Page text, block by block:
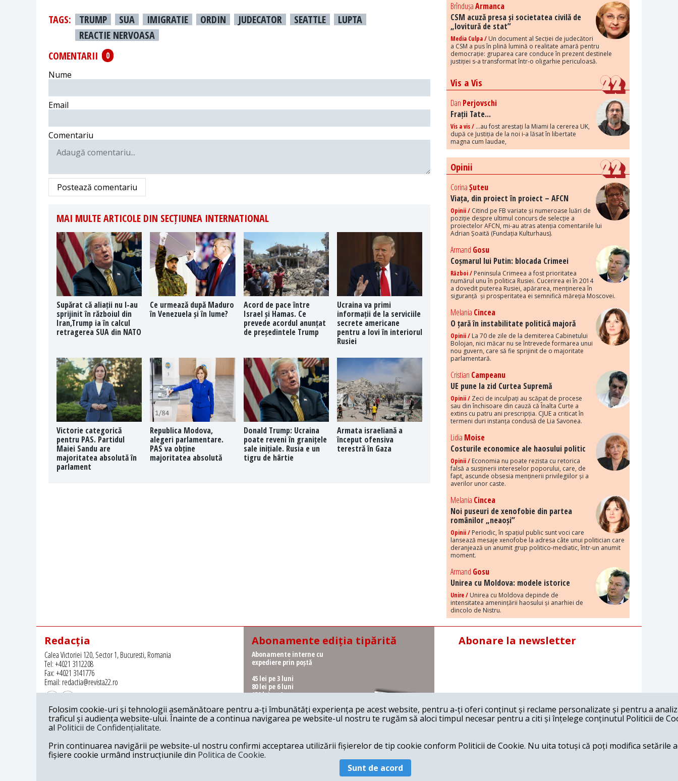
TAGS: TRUMP SUA IMIGRATIE ORDIN JUDECATOR SEATTLE
LUPTA
REACTIE NERVOASA
COMENTARII
0
Nume
Email
Comentariu
Postează comentariu
MAI MULTE ARTICOLE DIN SECȚIUNEA INTERNATIONAL
Supărat că aliații nu l-au
sprijinit în războiul din
Iran,Trump ia în calcul
retragerea SUA din NATO
Ce urmează după Maduro
în Venezuela și în lume?
Acord de pace între
Israel și Hamas. Ce
prevede acordul anunțat
de președintele Trump
Ucraina va primi
informații de la serviciile
secrete americane
pentru a lovi în interiorul
Rusiei
Victorie categorică
pentru PAS. Partidul
Maiei Sandu are
majoritatea absolută în
parlament
Republica Modova,
alegeri parlamentare.
PAS va obține
majoritatea absolută
Donald Trump: Ucraina
poate reveni în granițele
sale inițiale. Rusia e un
tigru de hârtie
Armata israeliană a
început ofensiva
terestră în Gaza
BrîndușaArmanca
CSM acuză presa și societatea civilă de
„lovitură de stat”
Media Culpa / Un document al Secției de judecători
a CSM a pus în plină lumină o realitate amară pentru
democrație: gruparea care conduce în prezent destinele
justiției s-a transformat într-o oligarhie periculoasă.
Vis a Vis
Dan Perjovschi
Frații Tate...
Vis a vis / ...au fost arestați la Miami la cererea UK,
după ce Justiția de la noi i-a lăsat în libertate
magna cum laudae,
Opinii
CorinaȘuteu
Viața, din proiect în proiect – AFCN
Opinii / Citind pe FB variate și numeroase luări de
poziție despre ultimul concurs de selecție a
proiectelor AFCN, mi-au atras atenția comentariile lui
Adrian Șoaită (Fundația Kulturhaus).
Armand Gosu
Coșmarul lui Putin: blocada Crimeei
Război / Peninsula Crimeea a fost prioritatea
numărul unu în politica Rusiei. Cucerirea ei în 2014
a dovedit puterea Rusiei, apărarea, menținerea în
siguranță și prosperitatea ei semnifică măreția Moscovei.
Melania Cincea
O țară în instabilitate politică majoră
Opinii / La 70 de zile de la demiterea Cabinetului
Bolojan, nici măcar nu se întrevede formarea unui
nou guvern, care să fie sprijinit de o majoritate
parlamentară.
Cristian Campeanu
UE pune la zid Curtea Supremă
Opinii / Zeci de inculpați au scăpat de procese
sau din închisoare din cauză că Înalta Curte a
extins cu patru ani prescripția. CJUE a criticat în
termeni duri instanța condusă de Lia Savonea.
Lidia Moise
Costurile economice ale haosului politic
Opinii / Economia nu poate rezista cu retorica
falsă a susținerii intereselor poporului, care, de
fapt, ascunde obsesia menținerii privilegiilor și a
averilor unor caste.
Melania Cincea
Noi puseuri de xenofobie din partea
românilor „neaoși”
Opinii / Periodic, în spațiul public sunt voci care
lansează mesaje xenofobe la adresa câte unui politician care
deranjează un anumit grup politico-mediatic, într-un anumit
moment.
Armand Gosu
Unirea cu Moldova: modele istorice
Unire / Unirea cu Moldova depinde de
intensitatea amenințării haosului și anarhiei de
dincolo de Nistru.
Redacția
Calea Victoriei 120, Sector 1, Bucuresti, Romania
Tel: +4021 3112208
Fax: +4021 3141776
Email: redactia@revista22.ro
Revista 22 este editata de
Abonamente ediția tipărită
Abonamente interne cu
expediere prin poștă
45 lei pe 3 luni
80 lei pe 6 luni
150 lei pe 1 an
Abonamente interne cu
ridicare de la redacție
62 lei pe 6 luni
115 lei pe 1 an
Abonare la newsletter
© 2026 Revista 22
Folosim cookie-uri și tehnologii asemănătoare pentru a-ți îmbunătăți experiența pe acest website, pentru a-ți oferi conținut și reclame personalizate și pentru a
traficul și audiența website-ului. Înainte de a continua navigarea pe website-ul nostru te rugăm să aloci timpul necesar pentru a citi și înțelege conținutul Politicii de
al Politicii de Confidențialitate.
Prin continuarea navigării pe website-ul nostru confirmi acceptarea utilizării fișierelor de tip cookie conform Politicii de Cookie. Nu uita totuși că poți modifica setările
fișiere cookie urmând instrucțiunile din Politica de Cookie.
Sunt de acord